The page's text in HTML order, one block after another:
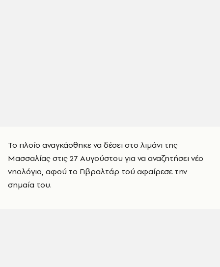
Το πλοίο αναγκάσθηκε να δέσει στο λιμάνι της
Μασσαλίας στις 27 Αυγούστου για να αναζητήσει νέο
νηολόγιο, αφού το Γιβραλτάρ τού αφαίρεσε την
σημαία του.